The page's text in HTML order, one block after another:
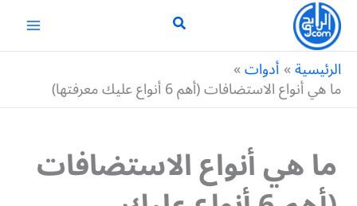
تخطي
المحتوى
الرئيسية أدوات
ما هي أنواع الاستضافات (أهم 6 أنواع عليك معرفتها)
ما هي أنواع الاستضافات